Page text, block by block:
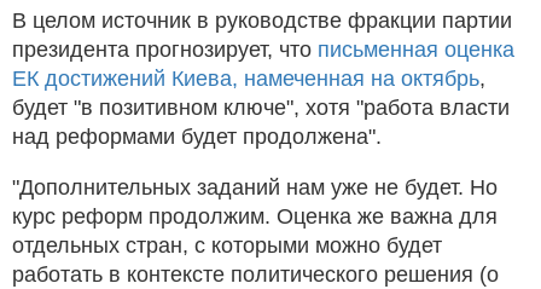
В целом источник в руководстве фракции партии
президента прогнозирует, что письменная оценка
ЕК достижений Киева, намеченная на октябрь,
будет "в позитивном ключе", хотя "работа власти
над реформами будет продолжена".
"Дополнительных заданий нам уже не будет. Но
курс реформ продолжим. Оценка же важна для
отдельных стран, с которыми можно будет
работать в контексте политического решения (о